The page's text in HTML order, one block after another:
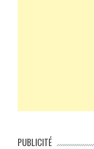
PUBLICITÉ